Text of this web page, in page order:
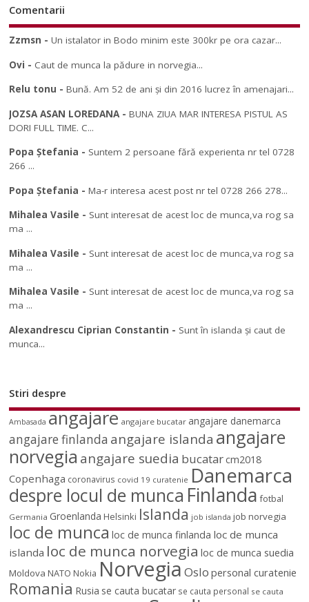
Comentarii
Zzmsn -Un istalator in Bodo minim este 300kr pe ora cazar...
Ovi - Caut de munca la pădure in norvegia...
Relu tonu -Bună. Am 52 de ani și din 2016 lucrez în amenajari...
JOZSA ASAN LOREDANA-BUNA ZIUA MAR INTERESA PISTUL AS
DORI FULL TIME. C...
Popa Ștefania - Suntem 2 persoane fără experienta nr tel 0728
266 ...
Popa Ștefania -Ma-r interesa acest post nr tel 0728 266 278...
Mihalea Vasile - Sunt interesat de acest loc de munca,va rog sa
ma ...
Mihalea Vasile - Sunt interesat de acest loc de munca,va rog sa
ma ...
Mihalea Vasile - Sunt interesat de acest loc de munca,va rog sa
ma ...
Alexandrescu Ciprian Constantin - Sunt în islanda și caut de
munca...
Stiri despre
Ambasada angajare angajare bucatar angajare danemarca
angajare finlanda angajare islanda angajare
norvegia angajare suedia bucatarcm2018
Copenhaga coronavirus covid 19 curatenie Danemarca
despre locul de munca Finlanda fotbal
Germania Groenlanda Helsinki Islanda job islanda job norvegia
loc de munca loc de munca finlanda loc de munca
islanda loc de munca norvegia loc de munca suedia
Moldova NATO Nokia NorvegiaOslo personal curatenie
Romania Rusia se cauta bucatar se cauta personal se cauta